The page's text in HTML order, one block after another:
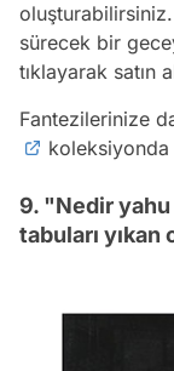
oluşturabilirsiniz.
sürecek bir
tıklayarak satın
Fantezilerinize
koleksiyonda
9. "Nedir yahu
tabuları